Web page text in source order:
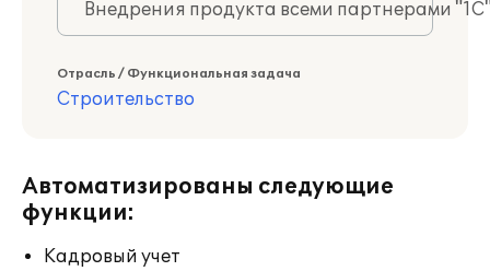
Внедрения продукта всеми партнерами
Отрасль / Функциональная задача
Строительство
Автоматизированы следующие
функции:
Кадровый учет